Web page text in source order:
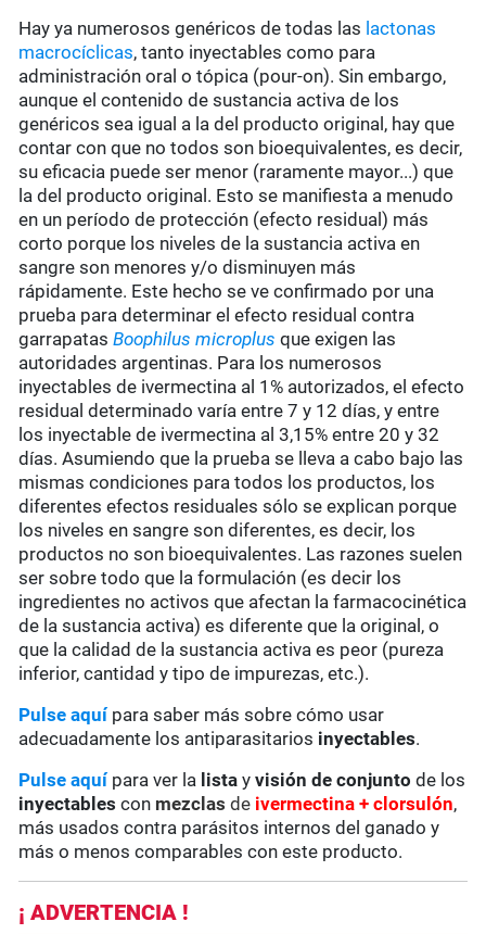
Hay ya numerosos genéricos de todas las lactonas
macrocíclicas, tanto inyectables como para
administración oral o tópica (pour-on). Sin embargo,
aunque el contenido de sustancia activa de los
genéricos sea igual a la del producto original, hay que
contar con que no todos son bioequivalentes, es decir,
su eficacia puede ser menor (raramente mayor...) que
la del producto original. Esto se manifiesta a menudo
en un período de protección (efecto residual) más
corto porque los niveles de la sustancia activa en
sangre son menores y/o disminuyen más
rápidamente. Este hecho se ve confirmado por una
prueba para determinar el efecto residual contra
garrapatasBoophilus microplus que exigen las
autoridades argentinas. Para los numerosos
inyectables de ivermectina al 1% autorizados, el efecto
residual determinado varía entre 7 y 12 días, y entre
los inyectable de ivermectina al 3,15% entre 20 y 32
días. Asumiendo que la prueba se lleva a cabo bajo las
mismas condiciones para todos los productos, los
diferentes efectos residuales sólo se explican porque
los niveles en sangre son diferentes, es decir, los
productos no son bioequivalentes. Las razones suelen
ser sobre todo que la formulación (es decir los
ingredientes no activos que afectan la farmacocinética
de la sustancia activa) es diferente que la original, o
que la calidad de la sustancia activa es peor (pureza
inferior, cantidad y tipo de impurezas, etc.).
Pulse aquípara saber más sobre cómo usar
adecuadamente los antiparasitarios inyectables.
Pulse aquí para ver la lista yvisión de conjunto de los
inyectables con mezclas de ivermectina + clorsulón,
más usados contra parásitos internos del ganado y
más o menos comparables con este producto.
¡ ADVERTENCIA !